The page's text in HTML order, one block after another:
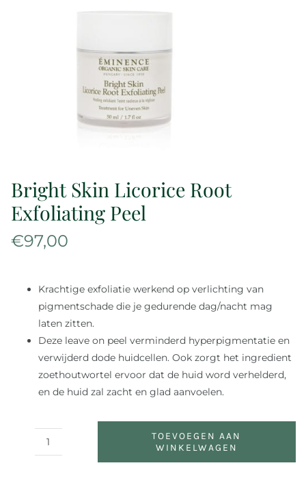
Reviews
Onze merken
Contact
Bright Skin Licorice Root
Exfoliating Peel
€97,00
Krachtige exfoliatie werkend op verlichting van
pigmentschade die je gedurende dag/nacht mag
laten zitten.
Deze leave on peel verminderd hyperpigmentatie en
verwijderd dode huidcellen. Ook zorgt het ingredient
zoethoutwortel ervoor dat de huid word verhelderd,
en de huid zal zacht en glad aanvoelen.
Bright
TOEVOEGEN AAN
WINKELWAGEN